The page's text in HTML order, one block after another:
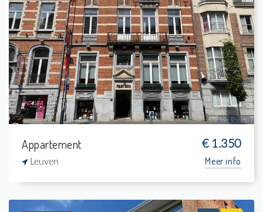
Verhuurd: Appartement
3
14 m²
1
132 m²
Appartement € 1.350
Leuven Meer info